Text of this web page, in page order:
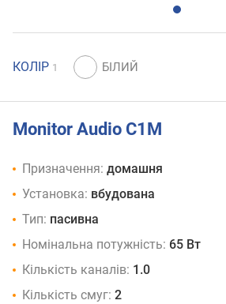
КОЛІР 1
Monitor Audio C1M
Призначення: домашня
Установка: вбудована
Тип: пасивна
Номінальна потужність: 65 Вт
Кількість каналів: 1.0
Кількість смуг: 2